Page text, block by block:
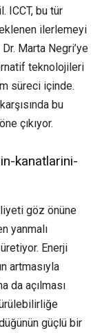
ICCT, bu tür
ilerlemeyi
Marta Negri’ye
teknolojileri
süreci içinde.
bu
çıkıyor.
kanatlarini-
göz önüne
yanmalı
Enerji
artmasıyla
da açılması
güçlü bir